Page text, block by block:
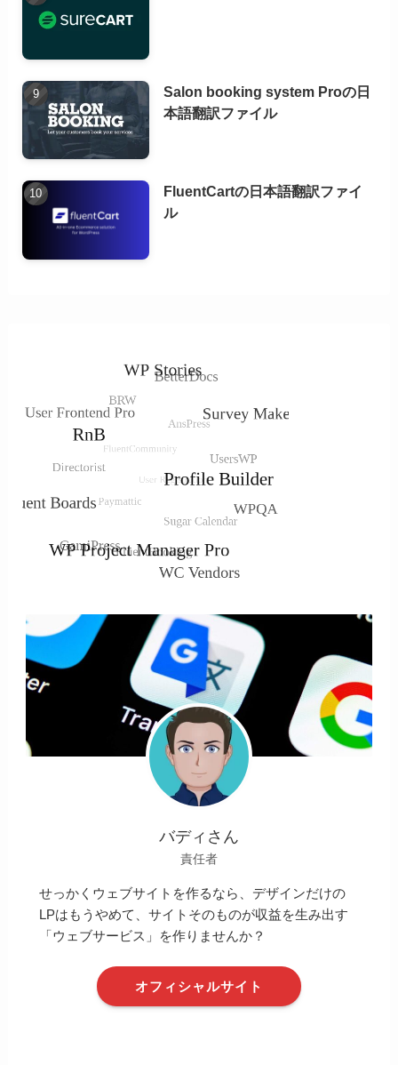
Salon booking system Proの日
本語翻訳ファイル
FluentCartの日本語翻訳ファイ
ル
バディさん
責任者
せっかくウェブサイトを作るなら、デザインだけの
LPはもうやめて、サイトそのものが収益を生み出す
「ウェブサービス」を作りませんか？
オフィシャルサイト